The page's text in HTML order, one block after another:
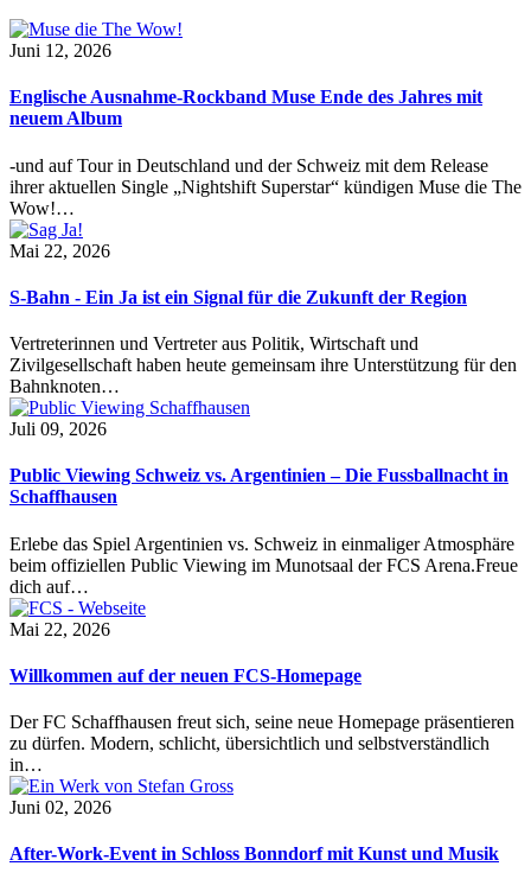
Juni 12, 2026
Englische Ausnahme-Rockband Muse Ende des Jahres mit
neuem Album
-und auf Tour in Deutschland und der Schweiz mit dem Release
ihrer aktuellen Single „Nightshift Superstar“ kündigen Muse die The
Wow!…
Mai 22, 2026
S-Bahn - Ein Ja ist ein Signal für die Zukunft der Region
Vertreterinnen und Vertreter aus Politik, Wirtschaft und
Zivilgesellschaft haben heute gemeinsam ihre Unterstützung für den
Bahnknoten…
Juli 09, 2026
Public Viewing Schweiz vs. Argentinien – Die Fussballnacht in
Schaffhausen
Erlebe das Spiel Argentinien vs. Schweiz in einmaliger Atmosphäre
beim offiziellen Public Viewing im Munotsaal der FCS Arena.Freue
dich auf…
Mai 22, 2026
Willkommen auf der neuen FCS-Homepage
Der FC Schaffhausen freut sich, seine neue Homepage präsentieren
zu dürfen. Modern, schlicht, übersichtlich und selbstverständlich
in…
Juni 02, 2026
After-Work-Event in Schloss Bonndorf mit Kunst und Musik